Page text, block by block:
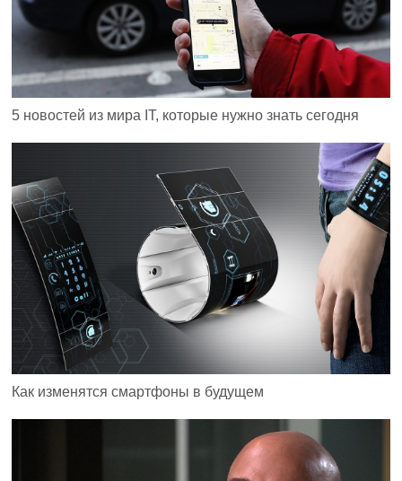
5 новостей из мира IT, которые нужно знать сегодня
Как изменятся смартфоны в будущем